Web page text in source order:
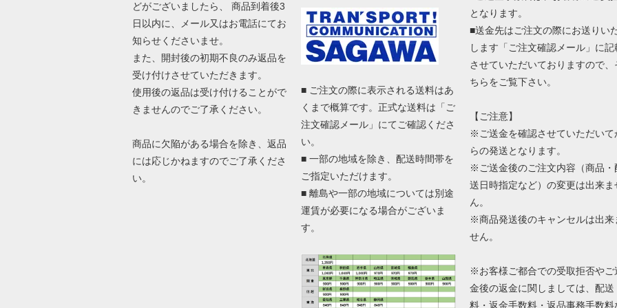
どがございましたら、 商品到着後3
日以内に、メール又はお電話にてお
知らせくださいませ。
また、開封後の初期不良のみ返品を
受け付けさせていただきます。
使用後の返品は受け付けることがで
きませんのでご了承ください。
商品に欠陥がある場合を除き、返品
には応じかねますのでご了承くださ
い。
■ ご注文の際に表示される送料はあ
くまで概算です。正式な送料は「ご
注文確認メール」にてご確認くださ
い。
■ 一部の地域を除き、配送時間帯を
ご指定いただけます。
■ 離島や一部の地域については別途
運賃が必要になる場合がございま
す。
となります。
■送金先はご注文の際にお送りい
します「ご注文確認メール」に記
させていただいておりますので、
ちらをご覧下さい。
【ご注意】
※ご送金を確認させていただいて
らの発送となります。
※ご送金後のご注文内容（商品・
送日時指定など）の変更は出来ま
ん。
※商品発送後のキャンセルは出来
せん。
※お客様ご都合での受取拒否やご
金後の返金に関しましては、配送
料・返金手数料・返品事務手数料